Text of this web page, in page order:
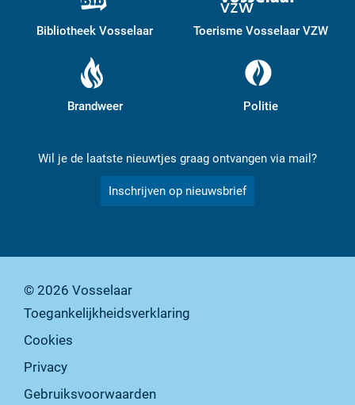
Bibliotheek Vosselaar Toerisme Vosselaar VZW
Brandweer Politie
Wil je de laatste nieuwtjes graag ontvangen via mail?
Inschrijven op nieuwsbrief
© 2026 Vosselaar
Toegankelijkheidsverklaring
Cookies
Privacy
Gebruiksvoorwaarden